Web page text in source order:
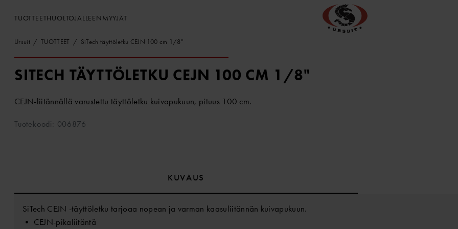
TUOTTEETHUOLTOJÄLLEENMYYJÄT
Ursuit TUOTTEET SiTech täyttöletku CEJN 100 cm 1/8"
SITECH TÄYTTÖLETKU CEJN 100 CM 1/8"
CEJN-liitännällä varustettu täyttöletku kuivapukuun, pituus 100 cm.
Tuotekoodi: 006876
KUVAUS
SiTech CEJN -täyttöletku tarjoaa nopean ja varman kaasuliitännän kuivapukuun.
• CEJN-pikaliitäntä